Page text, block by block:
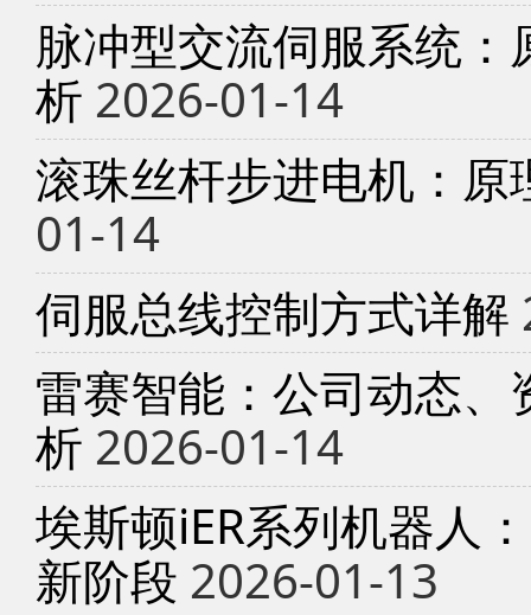
脉冲型交流伺服系统
析 2026-01-14
滚珠丝杆步进电机：
01-14
伺服总线控制方式详解
雷赛智能：公司动态
析 2026-01-14
埃斯顿iER系列机器人
新阶段 2026-01-13